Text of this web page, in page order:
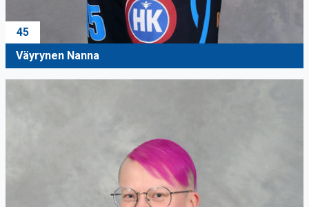
45
Väyrynen Nanna